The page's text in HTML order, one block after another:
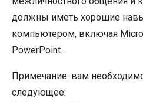
должны иметь хорошие
компьютером, включая
PowerPoint.
Примечание: вам
следующее: